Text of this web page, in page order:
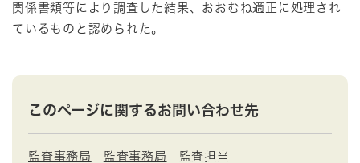
関係書類等により調査した結果、おおむね適正に処理され
ているものと認められた。
このページに関するお問い合わせ先
監査事務局 監査事務局 監査担当